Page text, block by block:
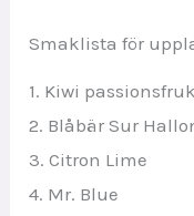
Smaklista för
1. Kiwi
2. Blåbär Sur
3. Citron Lime
4. Mr. Blue